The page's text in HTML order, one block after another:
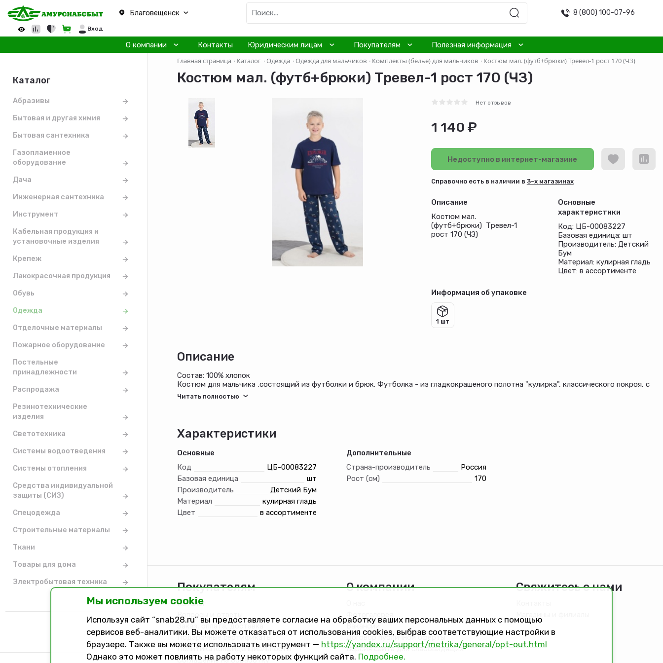
Благовещенск 8 (800) 100-07-96
Вход
О компании Контакты Юридическим лицам Покупателям Полезная информация
Каталог
Абразивы
Бытовая и другая химия
Бытовая сантехника
Газопламенное
оборудование
Дача
Инженерная сантехника
Инструмент
Кабельная продукция и
установочные изделия
Крепеж
Лакокрасочная продукция
Обувь
Одежда
Отделочные материалы
Пожарное оборудование
Постельные
принадлежности
Распродажа
Резинотехнические
изделия
Светотехника
Системы водоотведения
Системы отопления
Средства индивидуальной
защиты (СИЗ)
Спецодежда
Строительные материалы
Ткани
Товары для дома
Электробытовая техника
Главная страница · Каталог ·Одежда ·Одежда для мальчиков · Комплекты (белье) для мальчиков · Костюм мал. (футб+брюки) Тревел-1 рост 170 (ЧЗ)
Костюм мал. (футб+брюки) Тревел-1 рост 170 (ЧЗ)
Нет отзывов
1 140 ₽
Недоступно в интернет-магазине
Cправочно есть в наличии в 3-х магазинах
Описание
Костюм мал.
(футб+брюки) Тревел-1
рост 170 (ЧЗ)
Основные
характеристики
Код: ЦБ-00083227
Базовая единица: шт
Производитель: Детский
Бум
Материал: кулирная гладь
Цвет: в ассортименте
Информация об упаковке
1 шт
Описание
Состав: 100% хлопок
Костюм для мальчика ,состоящий из футболки и брюк. Футболка - из гладкокрашеного полотна "кулирка", классического покроя, с
короткими втачными рукавами, горловиной овальной формы, обработанной втачной планкой, и принтом вцентре переда,
Характеристики
Основные
Код
ЦБ-00083227
Базовая единица
шт
Производитель
Детский Бум
Материал
кулирная гладь
Цвет
в ассортименте
Дополнительные
Страна-производитель
Россия
Рост (см)
170
Покупателям
Каталог
Вопросы и ответы
Заказ, оплата, доставка
Подарочные сертификаты
Политика конфиденциальности
Соглашение на обработку
О компании
Фотогалерея
Вакансии
Договор публичной оферты
Версия сайта для слабовидящих
Свяжитесь с нами
Мы используем cookie
Используя сайт “snab28.ru” вы предоставляете согласие на обработку ваших персональных данных с помощью
сервисов веб-аналитики. Вы можете отказаться от использования cookies, выбрав соответствующие настройки в
браузере. Также вы можете использовать инструмент — https://yandex.ru/support/metrika/general/opt-out.html
Однако это может повлиять на работу некоторых функций сайта. Подробнее.